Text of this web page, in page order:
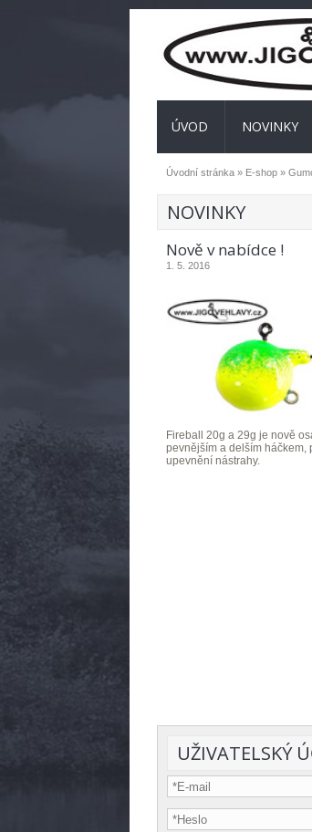
ÚVOD NOVINKY
Úvodní stránka » E-shop »
NOVINKY
Nově v nabídce !
1. 5. 2016
Fireball 20g a 29g je nově
pevnějším a delším háčkem,
upevnění nástrahy.
UŽIVATELSKÝ